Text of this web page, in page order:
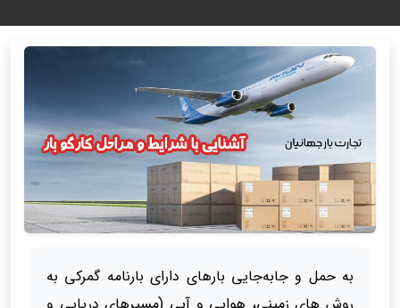
به حمل و جابه‌جایی بارهای دارای بارنامه گمرکی به